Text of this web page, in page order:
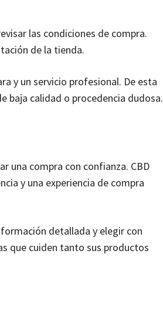
las condiciones de compra.
de la tienda.
y un servicio profesional. De esta
baja calidad o procedencia dudosa.
una compra con confianza. CBD
y una experiencia de compra
detallada y elegir con
que cuiden tanto sus productos